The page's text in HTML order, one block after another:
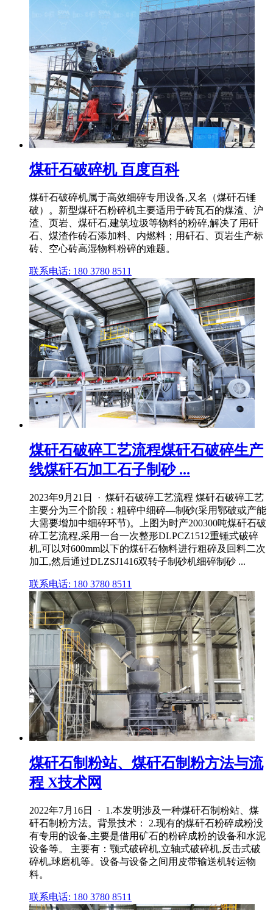
煤矸石破碎机 百度百科
煤矸石破碎机属于高效细碎专用设备,又名（煤矸石锤
破）。新型煤矸石粉碎机主要适用于砖瓦石的煤渣、沪
渣、页岩、煤矸石,建筑垃圾等物料的粉碎,解决了用矸
石、煤渣作砖石添加料、内燃料；用矸石、页岩生产标
砖、空心砖高湿物料粉碎的难题。
联系电话: 180 3780 8511
煤矸石破碎工艺流程煤矸石破碎生产
线煤矸石加工石子制砂 ...
2023年9月21日 · 煤矸石破碎工艺流程 煤矸石破碎工艺
主要分为三个阶段：粗碎中细碎—制砂(采用鄂破或产能
大需要增加中细碎环节)。上图为时产200300吨煤矸石破
碎工艺流程,采用一台一次整形DLPCZ1512重锤式破碎
机,可以对600mm以下的煤矸石物料进行粗碎及回料二次
加工,然后通过DLZSJ1416双转子制砂机细碎制砂 ...
联系电话: 180 3780 8511
煤矸石制粉站、煤矸石制粉方法与流
程 X技术网
2022年7月16日 · 1.本发明涉及一种煤矸石制粉站、煤
矸石制粉方法。背景技术： 2.现有的煤矸石粉碎成粉没
有专用的设备,主要是借用矿石的粉碎成粉的设备和水泥
设备等。 主要有：颚式破碎机,立轴式破碎机,反击式破
碎机,球磨机等。设备与设备之间用皮带输送机转运物
料。
联系电话: 180 3780 8511